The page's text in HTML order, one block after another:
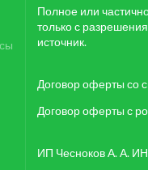
Полное или
только с
источник.
Договор оферты со
Договор оферты с
ИП Чесноков А. А.